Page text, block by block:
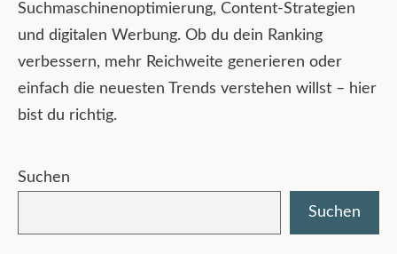
Suchmaschinenoptimierung, Content-Strategien
und digitalen Werbung. Ob du dein Ranking
verbessern, mehr Reichweite generieren oder
einfach die neuesten Trends verstehen willst – hier
bist du richtig.
Suchen
Suchen